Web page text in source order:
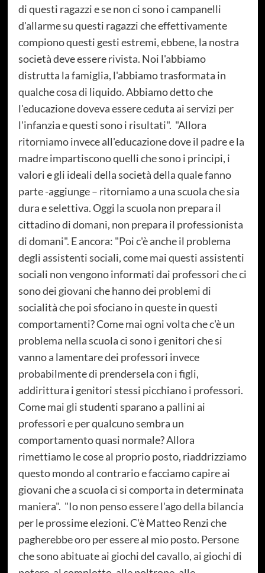
di questi ragazzi e se non ci sono i campanelli
d'allarme su questi ragazzi che effettivamente
compiono questi gesti estremi, ebbene, la nostra
società deve essere rivista. Noi l'abbiamo
distrutta la famiglia, l'abbiamo trasformata in
qualche cosa di liquido. Abbiamo detto che
l'educazione doveva essere ceduta ai servizi per
l'infanzia e questi sono i risultati". "Allora
ritorniamo invece all'educazione dove il padre e la
madre impartiscono quelli che sono i principi, i
valori e gli ideali della società della quale fanno
parte -aggiunge – ritorniamo a una scuola che sia
dura e selettiva. Oggi la scuola non prepara il
cittadino di domani, non prepara il professionista
di domani". E ancora: "Poi c'è anche il problema
degli assistenti sociali, come mai questi assistenti
sociali non vengono informati dai professori che ci
sono dei giovani che hanno dei problemi di
socialità che poi sfociano in queste in questi
comportamenti? Come mai ogni volta che c'è un
problema nella scuola ci sono i genitori che si
vanno a lamentare dei professori invece
probabilmente di prendersela con i figli,
addirittura i genitori stessi picchiano i professori.
Come mai gli studenti sparano a pallini ai
professori e per qualcuno sembra un
comportamento quasi normale? Allora
rimettiamo le cose al proprio posto, riaddrizziamo
questo mondo al contrario e facciamo capire ai
giovani che a scuola ci si comporta in determinata
maniera". "Io non penso essere l'ago della bilancia
per le prossime elezioni. C'è Matteo Renzi che
pagherebbe oro per essere al mio posto. Persone
che sono abituate ai giochi del cavallo, ai giochi di